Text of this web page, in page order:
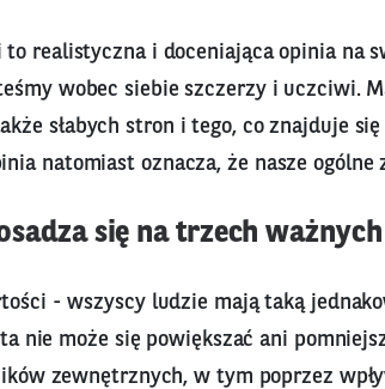
to realistyczna i doceniająca opinia na
wobec siebie szczerzy i uczciwi.
słabych stron i tego, co znajduje
natomiast oznacza, że nasze ogólne
się na trzech
- wszyscy ludzie mają taką
nie może się powiększać ani
zewnętrznych, w tym poprzez